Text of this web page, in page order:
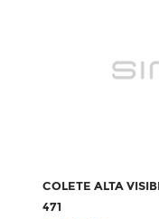
COLETE ALTA
471